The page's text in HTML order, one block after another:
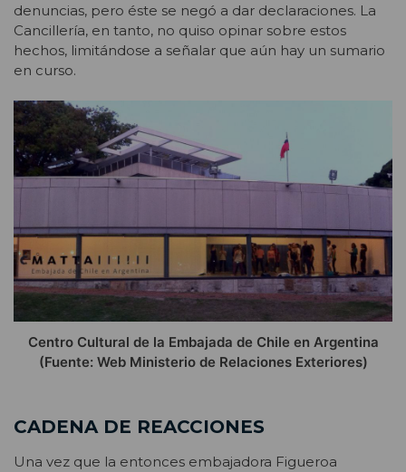
denuncias, pero éste se negó a dar declaraciones. La
Cancillería, en tanto, no quiso opinar sobre estos
hechos, limitándose a señalar que aún hay un sumario
en curso.
Centro Cultural de la Embajada de Chile en Argentina
(Fuente: Web Ministerio de Relaciones Exteriores)
CADENA DE REACCIONES
Una vez que la entonces embajadora Figueroa